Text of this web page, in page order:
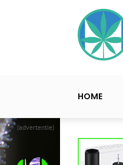
(advertentie)
HOME